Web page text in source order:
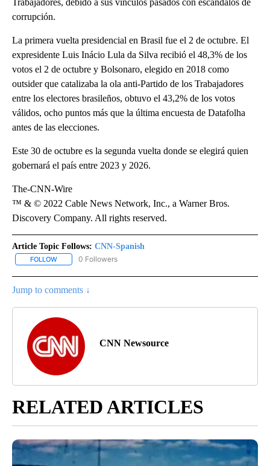
Trabajadores, debido a sus vínculos pasados con escándalos de
corrupción.
La primera vuelta presidencial en Brasil fue el 2 de octubre. El
expresidente Luis Inácio Lula da Silva recibió el 48,3% de los
votos el 2 de octubre y Bolsonaro, elegido en 2018 como
outsider que catalizaba la ola anti-Partido de los Trabajadores
entre los electores brasileños, obtuvo el 43,2% de los votos
válidos, ocho puntos más que la última encuesta de Datafolha
antes de las elecciones.
Este 30 de octubre es la segunda vuelta donde se elegirá quien
gobernará el país entre 2023 y 2026.
The-CNN-Wire
™ & © 2022 Cable News Network, Inc., a Warner Bros.
Discovery Company. All rights reserved.
Article Topic Follows: CNN-Spanish
FOLLOW FOLLOW "CNN-SPANISH" TO RECEIVE NOTIFICATIONS ABOUT
0 Followers
Jump to comments ↓
CNN Newsource
RELATED ARTICLES